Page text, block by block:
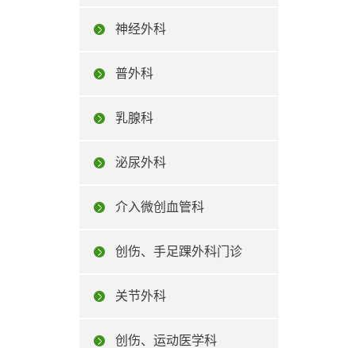
神经外科
普外科
乳腺科
泌尿外科
介入微创血管科
创伤、手足踝外科门诊
关节外科
创伤、运动医学科